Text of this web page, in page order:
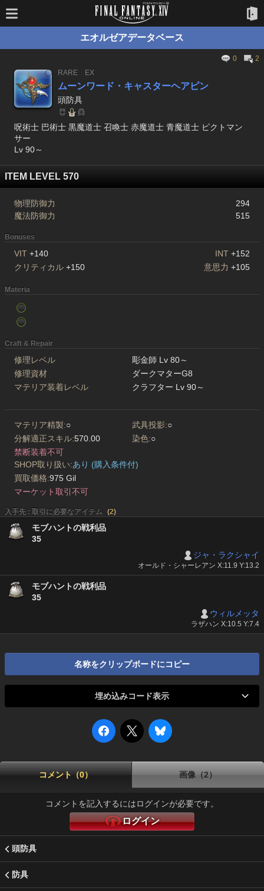
エオルゼアデータベース
0
2
RARE
EX
ムーンワード・キャスターヘアピン
頭防具
呪術士 巴術士 黒魔道士 召喚士 赤魔道士 青魔道士 ピクトマン
サー
Lv 90～
ITEM LEVEL 570
物理防御力
294
魔法防御力
515
Bonuses
VIT +140 INT +152
クリティカル +150 意思力 +105
Materia
Craft & Repair
修理レベル
彫金師 Lv 80～
修理資材
ダークマターG8
マテリア装着レベル
クラフター Lv 90～
マテリア精製:○ 武具投影:○
分解適正スキル:570.00 染色:○
禁断装着不可
SHOP取り扱い:あり (購入条件付)
買取価格:975 Gil
マーケット取引不可
入手先 : 取引に必要なアイテム (2)
モブハントの戦利品
35
ジャ・ラクシャイ
オールド・シャーレアン X:11.9 Y:13.2
モブハントの戦利品
35
ウィルメッタ
ラザハン X:10.5 Y:7.4
名称をクリップボードにコピー
埋め込みコード表示
コメント（0） 画像（2）
コメントを記入するにはログインが必要です。
ログイン
頭防具
防具